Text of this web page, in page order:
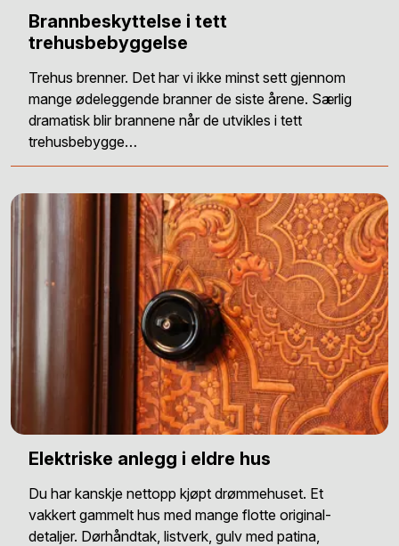
Brannbeskyttelse i tett
trehusbebyggelse
Trehus brenner. Det har vi ikke minst sett gjennom
mange ødeleggende branner de siste årene. Særlig
dramatisk blir brannene når de utvikles i tett
trehusbebygge…
Elektriske anlegg i eldre hus
Du har kanskje nettopp kjøpt drømmehuset. Et
vakkert gammelt hus med mange flotte original-
detaljer. Dørhåndtak, listverk, gulv med patina,